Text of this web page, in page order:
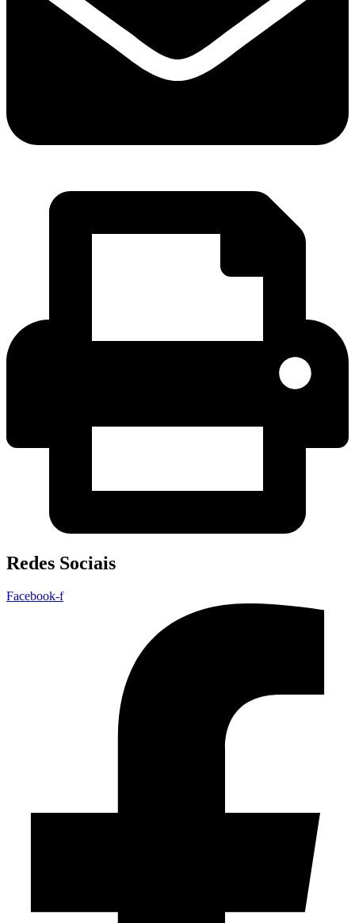
Redes Sociais
Facebook-f